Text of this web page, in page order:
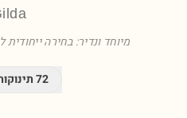
מיוחד ונדיר: בחירה
72